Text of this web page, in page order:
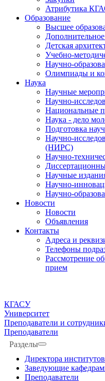
Атрибутика
Образование
Высшее
Детская
Учебно-
Научно-
Олимпиады и
Наука
Научные
Научно-
Национальные
Наука - дело
Подготовка
Научно-
(НИРС)
Научно-
Научные
Научно-
Научно-
Новости
Новости
Объявления
Контакты
Адреса и
Телефоны
Рассмотрение
прием
КГАСУ
Университет
Преподаватели и
Преподаватели
Разделы
Директора институтов
Заведующие
Преподаватели